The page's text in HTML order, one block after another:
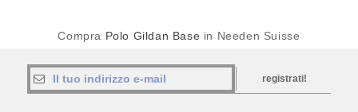
Compra Polo Gildan Base in Needen Suisse
registrati!